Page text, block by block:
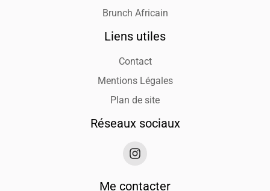
Brunch Africain
Liens utiles
Contact
Mentions Légales
Plan de site
Réseaux sociaux
Me contacter